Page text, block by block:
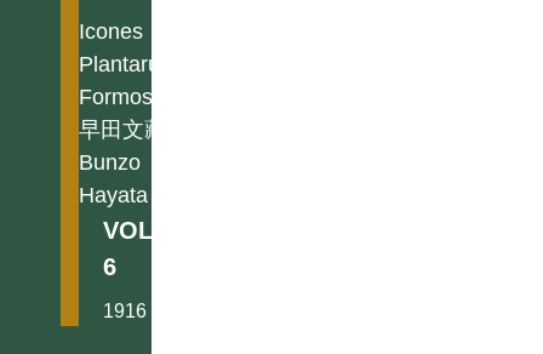
Icones
Plantarum
Formosanarum
早田文藏
Bunzo
Hayata
VOL.
6
1916